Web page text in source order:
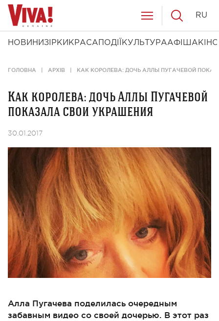
НОВИНИ ЗІРКИ КРАСА ПОДІЇ КУЛЬТУРААФІША КІНО
RU
ГОЛОВНА АРХІВ КАК КОРОЛЕВА: ДОЧЬ АЛЛЫ ПУГАЧЕВОЙ
Как королева: дочь Аллы Пугачевой
показала свои украшения
30.01.2017
Алла Пугачева поделилась очередным
забавным видео со своей дочерью. В этот раз